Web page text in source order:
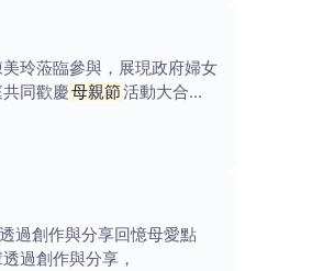
玲蒞臨參與，展現政府婦女
同歡慶母親節活動大合
過創作與分享回憶母愛點
過創作與分享，